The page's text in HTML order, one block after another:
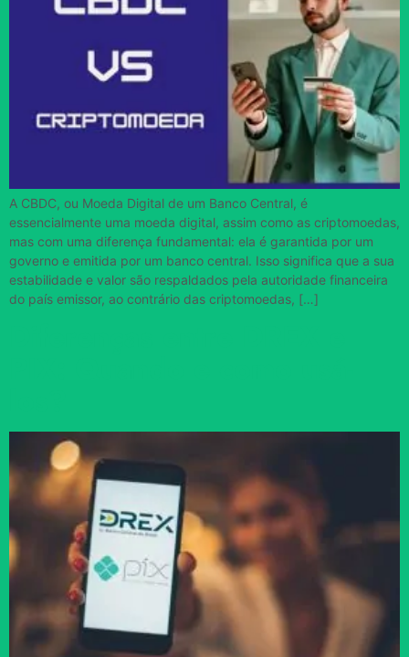
A CBDC, ou Moeda Digital de um Banco Central, é
essencialmente uma moeda digital, assim como as criptomoedas,
mas com uma diferença fundamental: ela é garantida por um
governo e emitida por um banco central. Isso significa que a sua
estabilidade e valor são respaldados pela autoridade financeira
do país emissor, ao contrário das criptomoedas, […]